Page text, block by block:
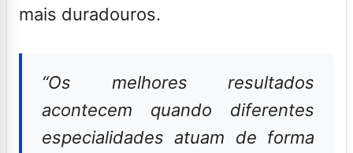
mais duradouros.
“Os melhores resultados
acontecem quando diferentes
especialidades atuam de forma